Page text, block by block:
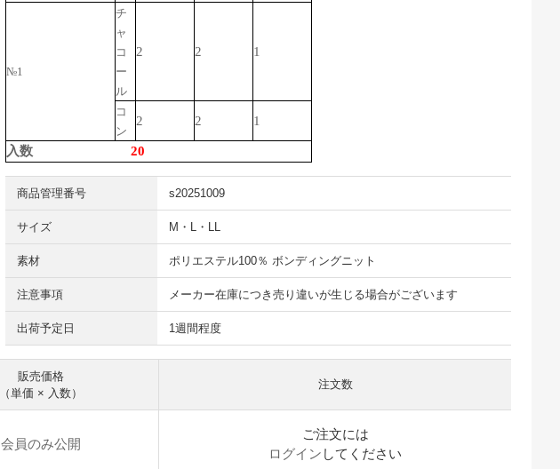
№1
チ
ャ
コ
ー
ル
2 2 1
コ
ン
2 2 1
入数 20
商品管理番号 s20251009
サイズ M・L・LL
素材 ポリエステル100％ ボンディングニット
注意事項 メーカー在庫につき売り違いが生じる場合がございます
出荷予定日 1週間程度
販売価格
（単価 × 入数）
注文数
会員のみ公開
ご注文には
ログイン してください